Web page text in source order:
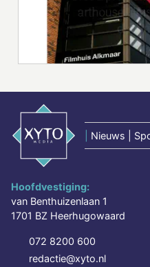
Nieuws |
Hoofdvestiging:
van Benthuizenlaan 1
1701 BZ Heerhugowaard
072 8200 600
redactie@xyto.nl